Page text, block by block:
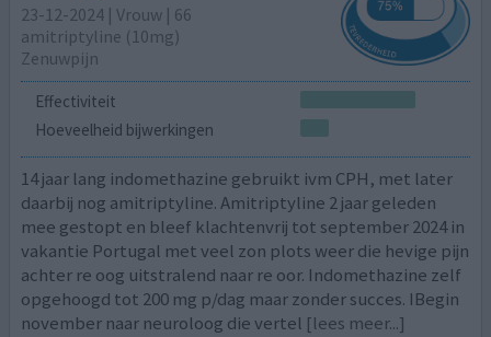
23-12-2024 | Vrouw | 66
amitriptyline (10mg)
Zenuwpijn
Effectiviteit
Hoeveelheid bijwerkingen
14 jaar lang indomethazine gebruikt ivm CPH, met later
daarbij nog amitriptyline. Amitriptyline 2 jaar geleden
mee gestopt en bleef klachtenvrij tot september 2024 in
vakantie Portugal met veel zon plots weer die hevige pijn
achter re oog uitstralend naar re oor. Indomethazine zelf
opgehoogd tot 200 mg p/dag maar zonder succes. IBegin
november naar neuroloog die vertel [lees meer...]